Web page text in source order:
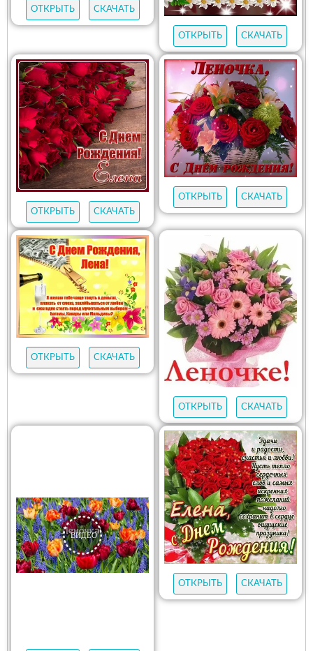
ОТКРЫТЬ СКАЧАТЬ
ОТКРЫТЬ СКАЧАТЬ
ОТКРЫТЬ СКАЧАТЬ
ОТКРЫТЬ СКАЧАТЬ
ОТКРЫТЬ СКАЧАТЬ
ОТКРЫТЬ СКАЧАТЬ
ОТКРЫТЬ СКАЧАТЬ